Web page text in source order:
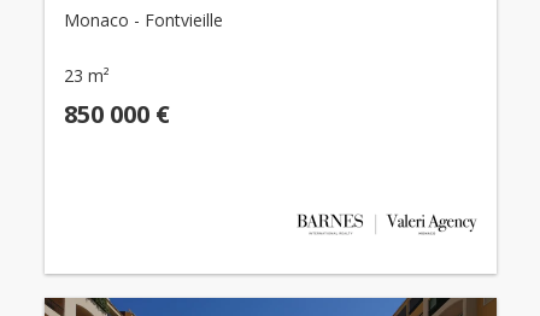
Monaco - Fontvieille
23 m²
850 000 €